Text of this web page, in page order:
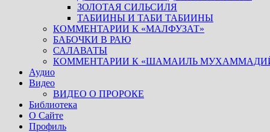
ЗОЛОТАЯ СИЛЬСИЛЯ
ТАБИИНЫ И ТАБИ ТАБИИНЫ
КОММЕНТАРИИ К «МАЛФУЗАТ»
БАБОЧКИ В РАЮ
САЛАВАТЫ
КОММЕНТАРИИ К «ШАМАИЛЬ
Аудио
Видео
ВИДЕО О ПРОРОКЕ
Библиотека
О Сайте
Профиль